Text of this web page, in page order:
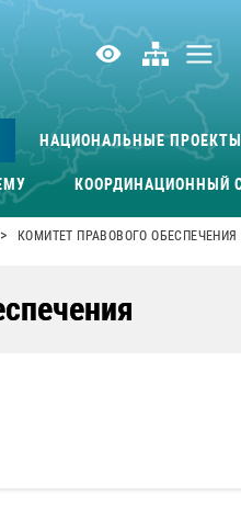
НАЦИОНАЛЬНЫЕ ПРОЕКТЫ
КООРДИНАЦИОННЫЙ
> КОМИТЕТ ПРАВОВОГО